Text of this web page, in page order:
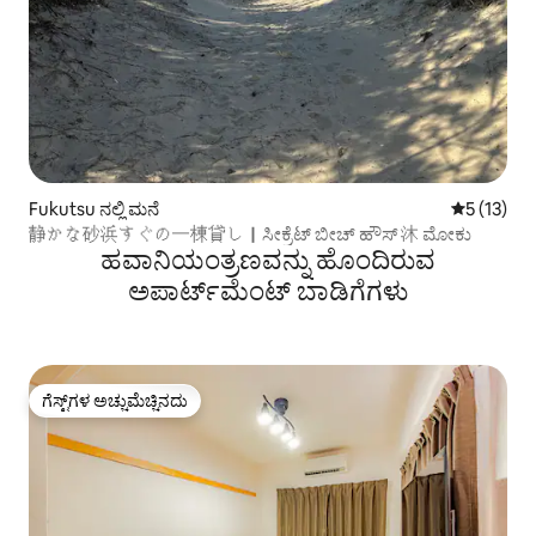
Fukutsu ನಲ್ಲಿ ಮನೆ 5 ರಲ್ಲಿ 5
5 (13)
静かな砂浜すぐの一棟貸し｜ಸೀಕ್ರೆಟ್ ಬೀಚ್ ಹೌಸ್ 沐 ಮೋಕು
ಹವಾನಿಯಂತ್ರಣವನ್ನು ಹೊಂದಿರುವ
ಅಪಾರ್ಟ್‌ಮೆಂಟ್‌ ಬಾಡಿಗೆಗಳು
ಗೆಸ್ಟ್‌ಗಳ ಅಚ್ಚುಮೆಚ್ಚಿನದು
ಗೆಸ್ಟ್‌ಗಳ ಅಚ್ಚುಮೆಚ್ಚಿನದು